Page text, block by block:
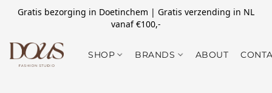
Gratis bezorging in Doetinchem | Gratis verzending in NL
vanaf €100,-
SHOP BRANDS ABOUT